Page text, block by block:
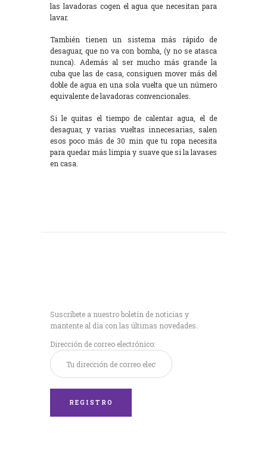
las lavadoras cogen el agua que necesitan para
lavar.
También tienen un sistema más rápido de
desaguar, que no va con bomba, (y no se atasca
nunca). Además al ser mucho más grande la
cuba que las de casa, consiguen mover más del
doble de agua en una sola vuelta que un número
equivalente de lavadoras convencionales.
Si le quitas el tiempo de calentar agua, el de
desaguar, y varias vueltas innecesarias, salen
esos poco más de 30 min que tu ropa necesita
para quedar más limpia y suave que si la lavases
en casa.
Suscríbete a nuestro boletín de noticias y
mantente al día con las últimas novedades.
Dirección de correo electrónico: